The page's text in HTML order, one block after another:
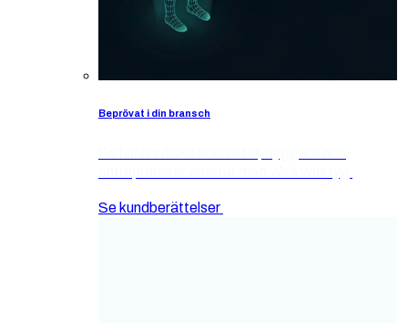
Beprövat i din bransch
Se kundberättelser